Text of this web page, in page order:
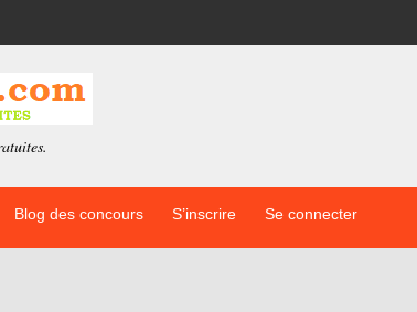
Blog des concours S’inscrire Se connecter